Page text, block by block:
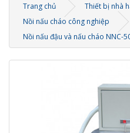
Trang chủ
Thiết bị nhà
Nồi nấu cháo công nghiệp
Nồi nấu đậu và nấu cháo NNC-